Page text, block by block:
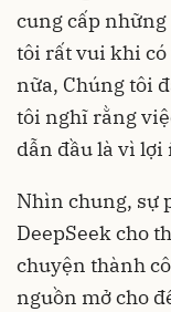
cung cấp
tôi rất vui khi
nữa, Chúng tôi
tôi nghĩ rằng
dẫn đầu là vì lợi
Nhìn chung, sự
DeepSeek cho
chuyện thành
nguồn mở cho